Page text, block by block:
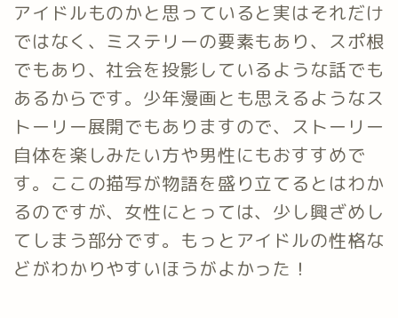
アイドルものかと思っていると実はそれだけ
ではなく、ミステリーの要素もあり、スポ根
でもあり、社会を投影しているような話でも
あるからです。少年漫画とも思えるようなス
トーリー展開でもありますので、ストーリー
自体を楽しみたい方や男性にもおすすめで
す。ここの描写が物語を盛り立てるとはわか
るのですが、女性にとっては、少し興ざめし
てしまう部分です。もっとアイドルの性格な
どがわかりやすいほうがよかった！